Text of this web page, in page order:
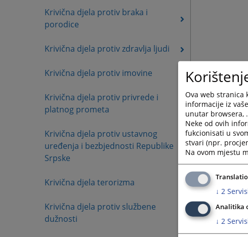
Krivična djela protiv braka i
porodice
Krivična djela protiv zdravlja ljudi
Krivična djela protiv imovine
Krivična djela protiv privrede i
platnog prometa
Krivična djela protiv ustavnog
uređenja i bezbjednosti Republike
Srpske
Krivična djela terorizma
Krivična djela protiv službene
dužnosti
Ova web
informacije iz
unutar browsera,
Neke od ovih
fukcionisati u
stvari (npr.
Na ovom mjestu
↓ 2
Analitika
↓ 2